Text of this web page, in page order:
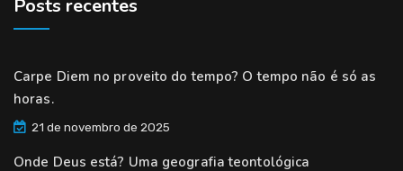
Posts recentes
Carpe Diem no proveito do tempo? O tempo não é só as
horas.
21 de novembro de 2025
Onde Deus está? Uma geografia teontológica